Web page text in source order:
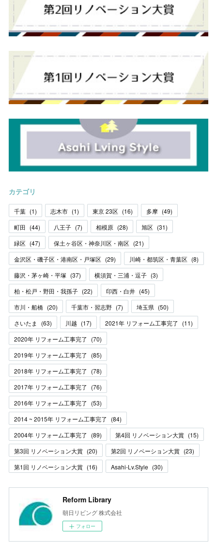
カテゴリ
千葉 (1) 志木市 (1) 東京 23区 (16) 多摩 (49)
町田 (44) 八王子 (7) 相模原 (28) 旭区 (31)
緑区 (47) 保土ヶ谷区・神奈川区・南区 (21)
金沢区・磯子区・港南区・戸塚区 (29) 川崎・都筑区・青葉区 (8)
藤沢・茅ヶ崎・平塚 (37) 横須賀・三浦・逗子 (3)
柏・松戸・野田・我孫子 (22) 印西・白井 (45)
市川・船橋 (20) 千葉市・習志野 (7) 埼玉県 (50)
さいたま
(63) 川越 (17) 2021年 リフォーム工事完了 (11)
2020年 リフォーム工事完了
(70)
2019年 リフォーム工事完了
(85)
2018年 リフォーム工事完了
(78)
2017年 リフォーム工事完了
(76)
2016年 リフォーム工事完了
(53)
2014 ~ 2015年 リフォーム工事完了
(84)
2004年 リフォーム工事完了
(89) 第4回 リノベーション大賞 (15)
第3回 リノベーション大賞 (20) 第2回 リノベーション大賞 (23)
第1回 リノベーション大賞 (16) Asahi-Lv.Style (30)
Reform Library
朝日リビング 株式会社
フォロー